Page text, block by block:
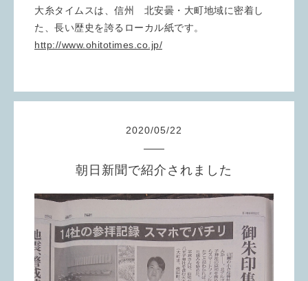
大糸タイムスは、信州 北安曇・大町地域に密着し
た、長い歴史を誇るローカル紙です。
http://www.ohitotimes.co.jp/
2020/05/22
朝日新聞で紹介されました